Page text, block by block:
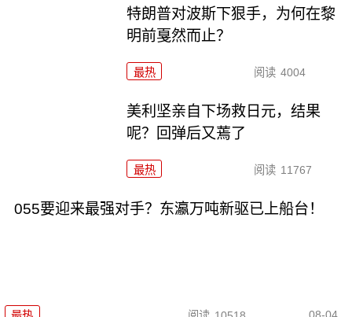
特朗普对波斯下狠手，为何在黎
明前戛然而止？
最热 阅读 4004
美利坚亲自下场救日元，结果
呢？回弹后又蔫了
最热 阅读 11767
055要迎来最强对手？东瀛万吨新驱已上船台！
08-04